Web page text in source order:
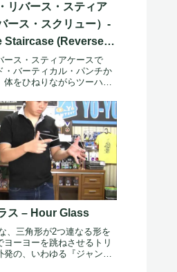
リバース・スティア
ース・スクリュー）-
Staircase (Reverse
ース・スティアケースで
・バーティカル・パンチか
体をひねりながらツーハン
ス – Hour Glass
、三角形が2つ連なる形を
ヨーヨーを跳ねさせるトリ
発の、いわゆる『ジャンブ